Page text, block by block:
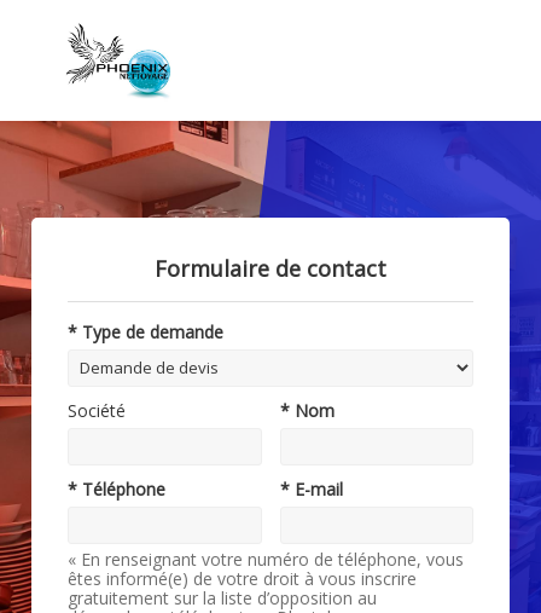
Formulaire de contact
* Type de demande
Société * Nom
* Téléphone * E-mail
« En renseignant votre numéro de téléphone, vous
êtes informé(e) de votre droit à vous inscrire
gratuitement sur la liste d’opposition au